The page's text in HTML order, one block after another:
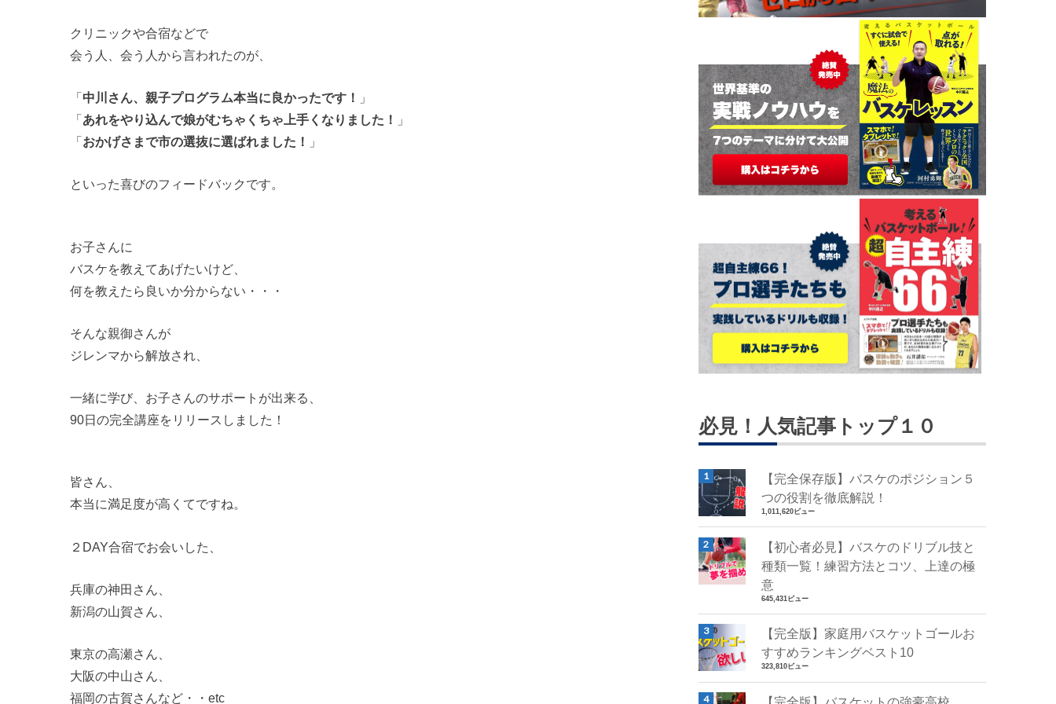
クリニックや合宿などで
会う人、会う人から言われたのが、
「中川さん、親子プログラム本当に良かったです！
」
「あれをやり込んで娘がむちゃくちゃ上手くなりました！
」
「おかげさまで市の選抜に選ばれました！ 」
といった喜びのフィードバックです。
お子さんに
バスケを教えてあげたいけど、
何を教えたら良いか分からない・・・
そんな親御さんが
ジレンマから解放され、
一緒に学び、お子さんのサポートが出来る、
90日の完全講座をリリースしました！
皆さん、
本当に満足度が高くてですね。
２DAY合宿でお会いした、
兵庫の神田さん、
新潟の山賀さん、
東京の高瀬さん、
大阪の中山さん、
福岡の古賀さんなど・・etc
必見！人気記事トップ１０
【完全保存版】バスケのポジション５
つの役割を徹底解説！
1,011,620ビュー
【初心者必見】バスケのドリブル技と
種類一覧！練習方法とコツ、上達の極
意
645,431ビュー
【完全版】家庭用バスケットゴールお
すすめランキングベスト10
323,810ビュー